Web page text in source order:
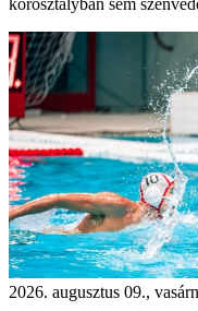
2026. augusztus 09.,